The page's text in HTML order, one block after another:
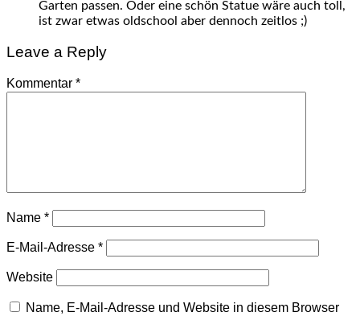
Garten passen. Oder eine schön Statue wäre auch toll,
ist zwar etwas oldschool aber dennoch zeitlos ;)
Leave a Reply
Kommentar *
Name *
E-Mail-Adresse *
Website
Name, E-Mail-Adresse und Website in diesem Browser